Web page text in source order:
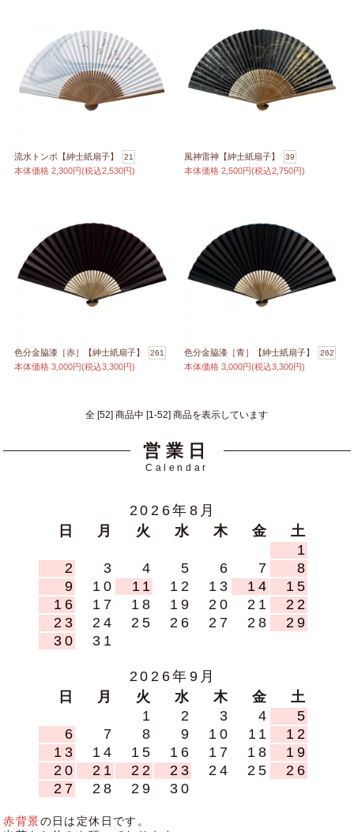
流水トンボ【紳士紙扇子】 21
本体価格 2,300円(税込2,530円)
風神雷神【紳士紙扇子】 39
本体価格 2,500円(税込2,750円)
色分金脇漆［赤］【紳士紙扇子】 261
本体価格 3,000円(税込3,300円)
色分金脇漆［青］【紳士紙扇子】 262
本体価格 3,000円(税込3,300円)
全 [52] 商品中 [1-52] 商品を表示しています
営業日
Calendar
2026年8月
日
月 火 水 木 金
土
1
2
3 4 5 6 7
8
9
10 11 12 13 14
15
16
17 18 19 20 21
22
23
24 25 26 27 28
29
30
31
2026年9月
日
月 火 水 木 金
土
1
2 3 4
5
6
7 8 9 10 11
12
13
14 15 16 17 18
19
20
21 22 23 24 25
26
27
28 29 30
赤背景の日は定休日です。